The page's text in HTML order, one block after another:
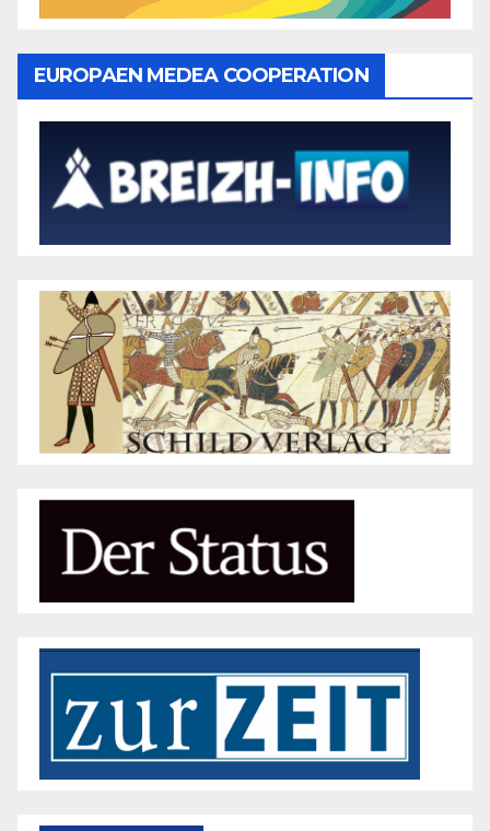
EUROPAEN MEDEA COOPERATION